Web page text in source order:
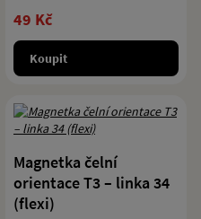
49 Kč
Koupit
Magnetka čelní
orientace T3 – linka 34
(flexi)